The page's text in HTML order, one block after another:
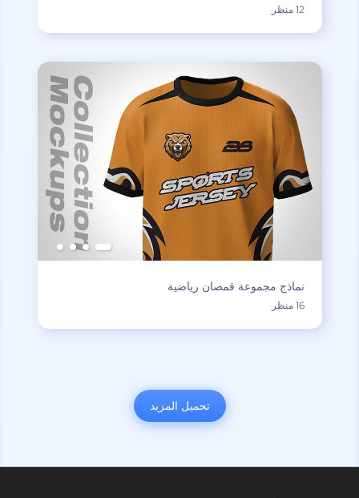
12 منظر
نماذج مجموعة قمصان رياضية
16 منظر
تحميل المزيد